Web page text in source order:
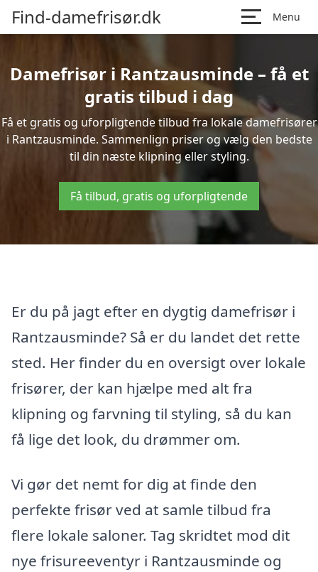
Find-damefrisør.dk Menu
Damefrisør i Rantzausminde – få et
gratis tilbud i dag
Få et gratis og uforpligtende tilbud fra lokale damefrisører
i Rantzausminde. Sammenlign priser og vælg den bedste
til din næste klipning eller styling.
Få tilbud, gratis og uforpligtende
Er du på jagt efter en dygtig damefrisør i
Rantzausminde? Så er du landet det rette
sted. Her finder du en oversigt over lokale
frisører, der kan hjælpe med alt fra
klipning og farvning til styling, så du kan
få lige det look, du drømmer om.
Vi gør det nemt for dig at finde den
perfekte frisør ved at samle tilbud fra
flere lokale saloner. Tag skridtet mod dit
nye frisureeventyr i Rantzausminde og